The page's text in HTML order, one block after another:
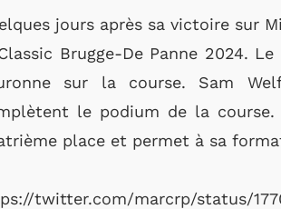
jours après sa victoire sur
Brugge-De Panne 2024.
sur la course. Sam
le podium de la course.
place et permet à sa
twitter.com/marcrp/status/